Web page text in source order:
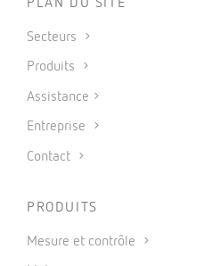
PLAN DU SITE
Secteurs
Produits
Assistance
Entreprise
Contact
PRODUITS
Mesure et contrôle